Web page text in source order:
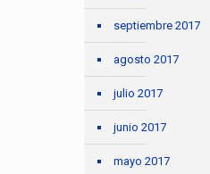
septiembre 2017
agosto 2017
julio 2017
junio 2017
mayo 2017